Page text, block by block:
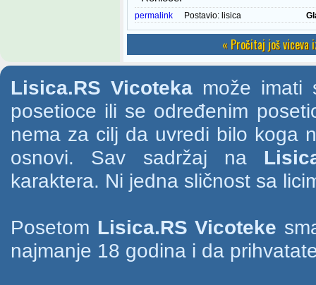
permalink Postavio: lisica
« Pročitaj još viceva
Lisica.RS Vicotekamože imati
posetioce ili se određenim
nema za cilj da uvredi bilo koga
osnovi. Sav sadržaj na
karaktera. Ni jedna sličnost sa
Posetom Lisica.RS Vicoteke
najmanje 18 godina i da